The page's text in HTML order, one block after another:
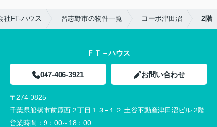
社FT-ハウス 習志野市の物件一覧 コーポ津田沼 2階
ＦＴ－ハウス
047-406-3921 お問い合わせ
〒274-0825
千葉県船橋市前原西２丁目１３−１２ 土谷不動産津田沼ビル 2階
営業時間： 9：00～18：00